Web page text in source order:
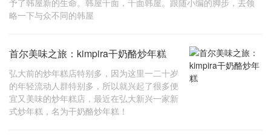
予了韩屋新的生命。韩屋千面，千面韩屋。跟随小编的脚步，去领
略一下与众不同的韩屋
首尔美味之旅：kimpira干奶酪炒年糕
弘大前的炒年糕店特别多，因为这里一二十岁
的年轻流动人群特别多，所以就兴起了很多便
宜又美味的炒年糕店，最近在弘大新兴一家新
式炒年糕，名为干奶酪炒年糕！